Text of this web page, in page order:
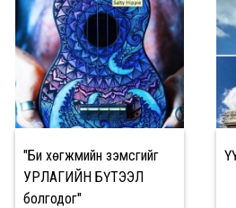
"Би хөгжмийн зэмсгийг
УРЛАГИЙН БҮТЭЭЛ
болгодог"